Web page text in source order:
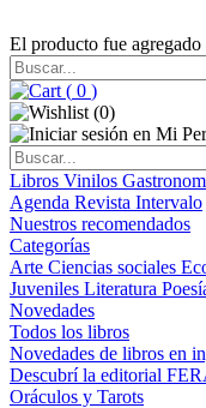
El producto fue agregado
( 0 )
(0)
Libros Vinilos
Agenda Revista Intervalo
Nuestros recomendados
Categorías
Arte Ciencias sociales
Juveniles Literatura
Novedades
Todos los libros
Novedades de libros en
Descubrí la editorial
Oráculos y Tarots